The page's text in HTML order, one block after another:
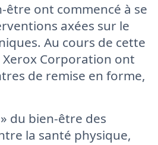
être ont commencé à se
axées sur le
Au cours de cette
Xerox Corporation ont
de remise en forme,
du bien-être des
la santé physique,